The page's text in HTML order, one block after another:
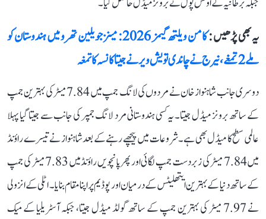
یہ بھی پڑھیں :
کامن ویلتھ گیمز 2026: مینز جویلین تھرو میں ہندوستان کو
ملے 2 تمغے، نیرج نے چاندی تو یش ویر نے جیتا کانسہ کا تمغہ
دوسری جانب شاہنواز خان نے مردوں کی لانگ جمپ میں 7.84 میٹر کی بہترین جمپ
کے ساتھ برونز میڈل جیتا۔ یہ کسی ہندوستانی مرد لانگ جمپر کی جانب سے جیتا گیا پہلا
عالمی سطح کا میڈل بھی ہے۔ شروعات میں پیچھے رہنے کے بعد شاہنواز نے تیسرے راؤنڈ
میں 7.84 میٹر کی زبردست جمپ لگائی اور پھر پانچویں راؤنڈ میں 7.83 میٹر کی جمپ
کے ساتھ دنیا کے بہترین ایتھلیٹس کے درمیان اور پوڈیم پر اپنا مقام بنایا۔ اٹلی کے انزولی
نے 7.97 میٹر کی بہترین جمپ کے ساتھ گولڈ میڈل جیتا، جبکہ آسٹریلیا کے میک